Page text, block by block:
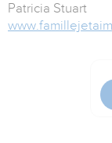
Patricia Stuart